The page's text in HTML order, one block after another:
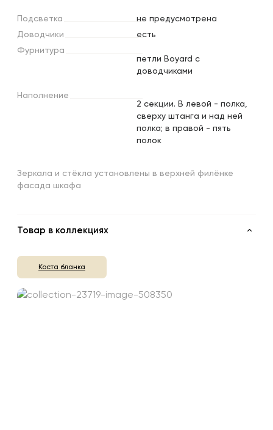
Подсветка
не предусмотрена
Доводчики
есть
Фурнитура
петли Boyard с
доводчиками
Наполнение
2 секции. В левой - полка,
сверху штанга и над ней
полка; в правой - пять
полок
Зеркала и стёкла установлены в верхней филёнке
фасада шкафа
Товар в коллекциях
Коста бланка